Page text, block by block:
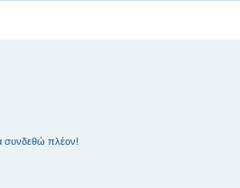
συνδεθώ πλέον!